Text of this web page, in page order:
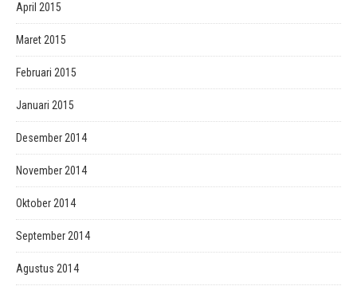
April 2015
Maret 2015
Februari 2015
Januari 2015
Desember 2014
November 2014
Oktober 2014
September 2014
Agustus 2014